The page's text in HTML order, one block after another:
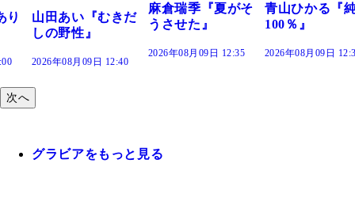
だ
麻倉瑞季『夏がそ
うさせた』
青山ひかる『純度
100％』
2026年08月09日 12:30
次へ
グラビアをもっと見る